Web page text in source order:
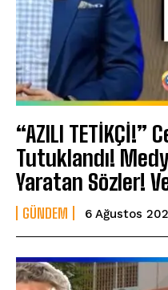
“AZILI TETİKÇİ!”
Tutuklandı!
Yaratan Sözler!
GÜNDEM 6 Ağustos